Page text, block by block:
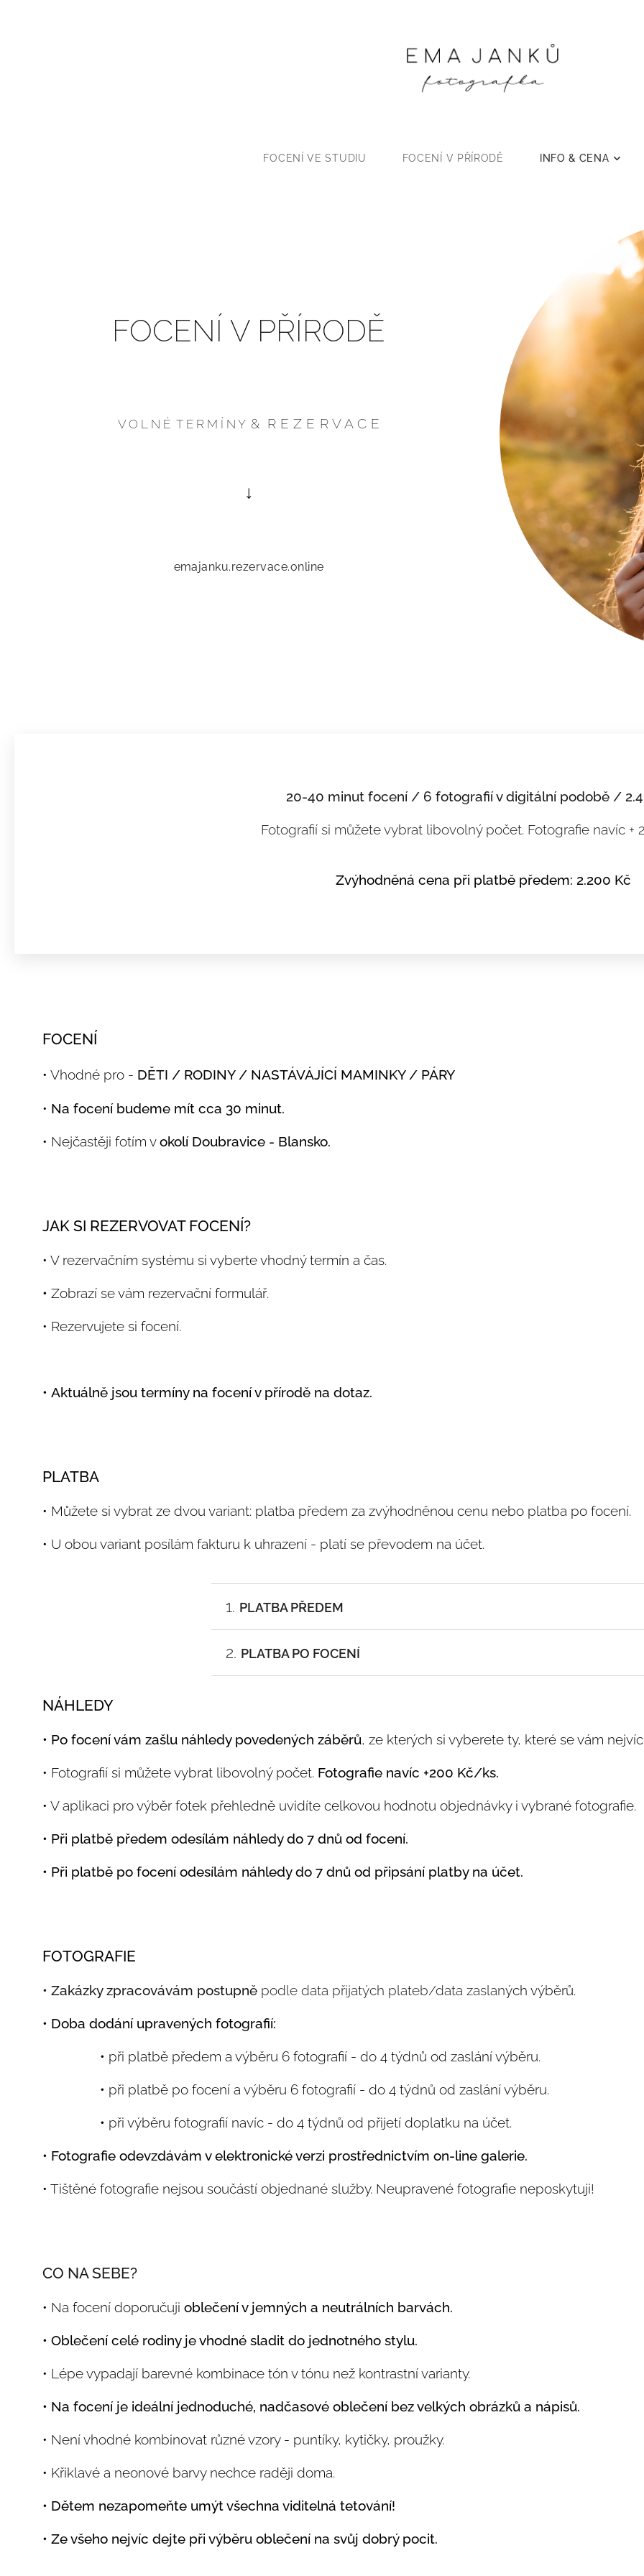
FOCENÍ VE STUDIU FOCENÍ V PŘÍRODĚ INFO & CENA
FOCENÍ V PŘÍRODĚ
V O L N É T E R M Í N Y & R E Z E R V A C E
↓
emajanku.rezervace.online
20-40 minut focení / 6 fotografií v digitální podobě /2
Fotografií si můžete vybrat libovolný počet. Fotografie navíc +
Zvýhodněná cena při platbě předem: 2.200 Kč
FOCENÍ
• Vhodné pro - DĚTI / RODINY / NASTÁVÁJÍCÍ MAMINKY / PÁRY
• Na focení budeme mít cca 30 minut.
• Nejčastěji fotím vokolí Doubravice - Blansko.
JAK SI REZERVOVAT FOCENÍ?
• V rezervačním systému si vyberte vhodný termín a čas.
• Zobrazí se vám rezervační formulář.
• Rezervujete si focení.
• Aktuálně jsou termíny na focení v přírodě na dotaz.
PLATBA
• Můžete si vybrat ze dvou variant: platba předem za zvýhodněnou cenu nebo platba po focení.
• U obou variant posílám fakturu k uhrazení - platí se převodem na účet.
1. PLATBA PŘEDEM
• Fotografie nad rámec balíčku se doplácí po jejich výběru.
Co když na domluvené focení nebudete moct přijít?
• Vyberete si z náhradních termínů a přijdete se vyfotit v jiný den.
Poukaz můžete využít později v průběhu roku nebo ho věnovat a udělat radost
2. PLATBA PO FOCENÍ
• Fotografie nad rámec balíčku se doplácí po jejich výběru.
NÁHLEDY
• Po focení vám zašlu náhledy povedených záběrů, ze kterých si vyberete ty, které se vám
• Fotografií si můžete vybrat libovolný počet. Fotografie navíc +200 Kč/ks.
• V aplikaci pro výběr fotek přehledně uvidíte celkovou hodnotu objednávky i vybrané fotografie.
• Při platbě předem odesílám náhledy do 7 dnů od focení.
• Při platbě po focení odesílám náhledy do 7 dnů od připsání platby na účet.
FOTOGRAFIE
• Zakázky zpracovávám postupněpodle data přijatých plateb/data zaslaných výběrů.
• Doba dodání upravených fotografií:
• při platbě předem a výběru 6 fotografií - do 4 týdnů od zaslání výběru.
• při platbě po focení a výběru 6 fotografií - do 4 týdnů od zaslání výběru.
• při výběru fotografií navíc - do 4 týdnů od přijetí doplatku na účet.
• Fotografie odevzdávám v elektronické verzi prostřednictvím on-line galerie.
• Tištěné fotografie nejsou součástí objednané služby. Neupravené fotografie neposkytuji!
CO NA SEBE?
• Na focení doporučuji oblečení v jemných a neutrálních barvách.
• Oblečení celé rodiny je vhodné sladit do jednotného stylu.
• Lépe vypadají barevné kombinace tón v tónu než kontrastní varianty.
• Na focení je ideální jednoduché, nadčasové oblečení bez velkých obrázků a nápisů.
• Není vhodné kombinovat různé vzory - puntíky, kytičky, proužky.
• Křiklavé a neonové barvy nechce raději doma.
• Dětem nezapomeňte umýt všechna viditelná tetování!
• Ze všeho nejvíc dejte při výběru oblečení na svůj dobrý pocit.